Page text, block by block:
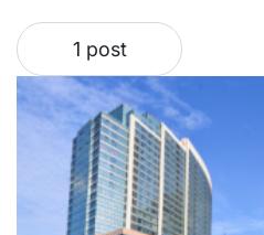
1 post